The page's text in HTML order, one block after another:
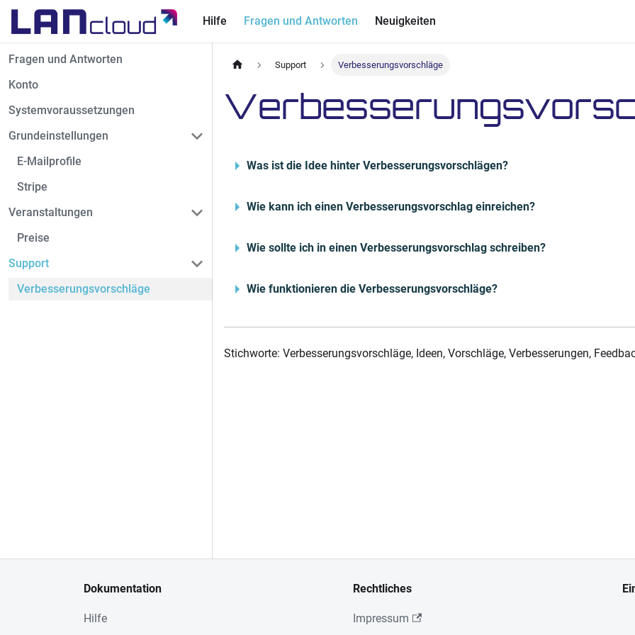
Hilfe Fragen und Antworten Neuigkeiten
Fragen und Antworten
Konto
Systemvoraussetzungen
Grundeinstellungen
E-Mailprofile
Stripe
Veranstaltungen
Preise
Support
Verbesserungsvorschläge
Support Verbesserungsvorschläge
Was ist die Idee hinter Verbesserungsvorschlägen?
Wie kann ich einen Verbesserungsvorschlag einreichen?
Wie sollte ich in einen Verbesserungsvorschlag schreiben?
Wie funktionieren die Verbesserungsvorschläge?
Stichworte: Verbesserungsvorschläge, Ideen, Vorschläge, Verbesserungen,
Dokumentation
Hilfe
Rechtliches
Impressum